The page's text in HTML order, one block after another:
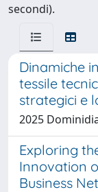
secondi).
Dinamiche
tessile
strategici e
2025
Exploring
Innovation
Business